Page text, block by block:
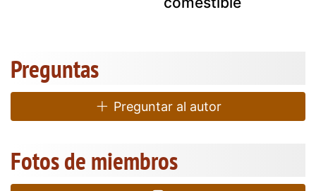
Preguntas
Preguntar al autor
Fotos de miembros